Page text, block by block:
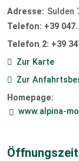
Adresse: Sulden
Telefon: +39
Telefon 2: +39
Zur Karte
Zur
Homepage:
www.alpina-